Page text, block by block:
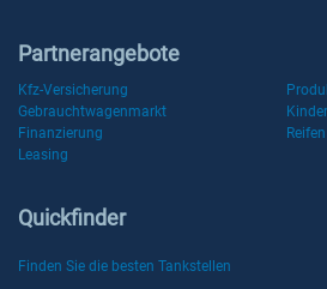
Partnerangebote
Kfz-Versicherung
Gebrauchtwagenmarkt
Finanzierung
Reifen
Leasing
Quickfinder
Finden Sie die besten Tankstellen